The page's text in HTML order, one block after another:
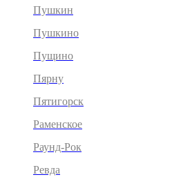
Пушкин
Пушкино
Пущино
Пярну
Пятигорск
Раменское
Раунд-Рок
Ревда